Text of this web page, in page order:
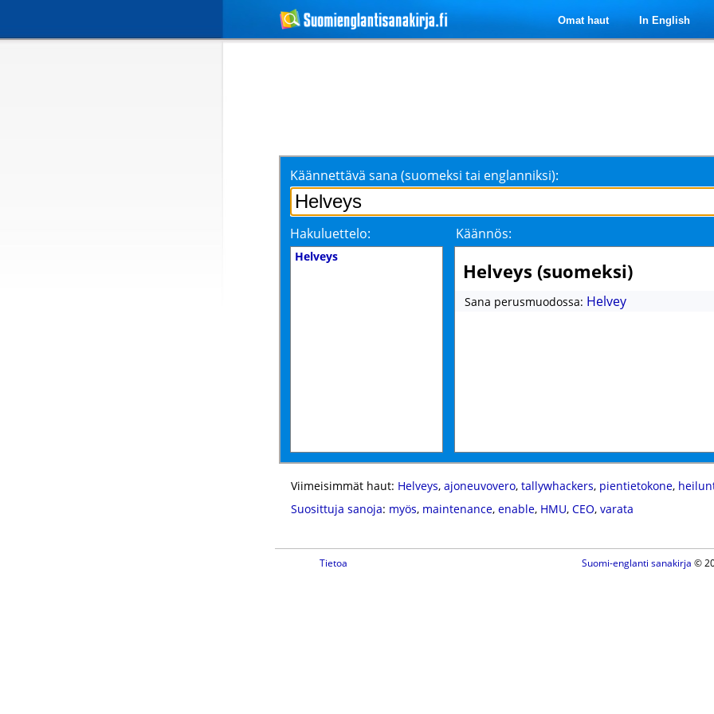
Omat haut In English
Käännettävä sana (suomeksi tai englanniksi):
Hakuluettelo: Käännös:
Helveys
Helveys (suomeksi)
Sana perusmuodossa: Helvey
Viimeisimmät haut: Helveys, ajoneuvovero, tallywhackers, pientietokone,
Suosittuja sanoja: myös, maintenance, enable, HMU, CEO, varata
Tietoa Suomi-englanti sanakirja ©